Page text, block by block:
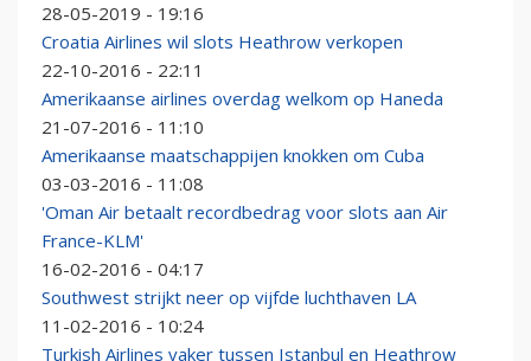
28-05-2019 - 19:16
Croatia Airlines wil slots Heathrow verkopen
22-10-2016 - 22:11
Amerikaanse airlines overdag welkom op Haneda
21-07-2016 - 11:10
Amerikaanse maatschappijen knokken om Cuba
03-03-2016 - 11:08
'Oman Air betaalt recordbedrag voor slots aan Air
France-KLM'
16-02-2016 - 04:17
Southwest strijkt neer op vijfde luchthaven LA
11-02-2016 - 10:24
Turkish Airlines vaker tussen Istanbul en Heathrow